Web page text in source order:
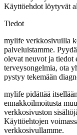
Käyttöehdot löytyvät
Tiedot
mylife verkkosivuilla
palveluistamme.
olevat neuvot ja tiedot
terveysongelmia, ota
pystyy tekemään
mylife pidättää
ennakkoilmoitusta
verkkosivuston
Käyttöehtojen
verkkosivullamme.